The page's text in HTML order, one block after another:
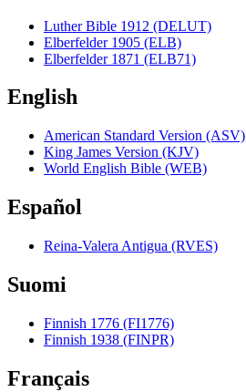
Luther Bible 1912 (DELUT)
Elberfelder 1905 (ELB)
Elberfelder 1871 (ELB71)
English
American Standard Version (ASV)
King James Version (KJV)
World English Bible (WEB)
Español
Reina-Valera Antigua (RVES)
Suomi
Finnish 1776 (FI1776)
Finnish 1938 (FINPR)
Français